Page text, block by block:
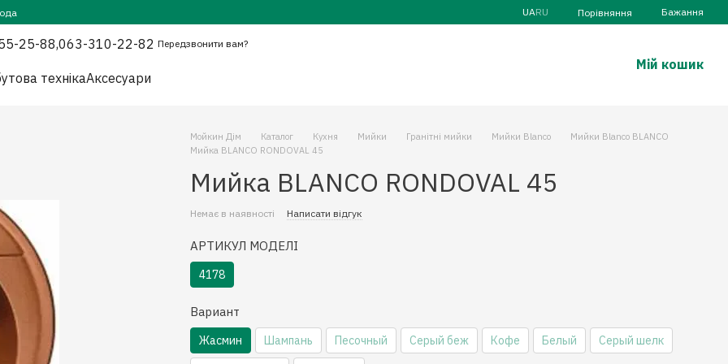
UARU Порівняння Бажання
25-88,063-310-22-82 Передзвонити вам?
технікаАксесуари
Мій кошик
Мойкин Дім Каталог Кухня Мийки Гранітні мийки Мийки Blanco
Мийки Blanco BLANCO
Мийка BLANCO RONDOVAL 45
Мийка BLANCO RONDOVAL 45
Немає в наявності Написати відгук
АРТИКУЛ МОДЕЛІ
4178
Вариант
Жасмин Шампань Песочный Серый беж Кофе Белый Серый шелк